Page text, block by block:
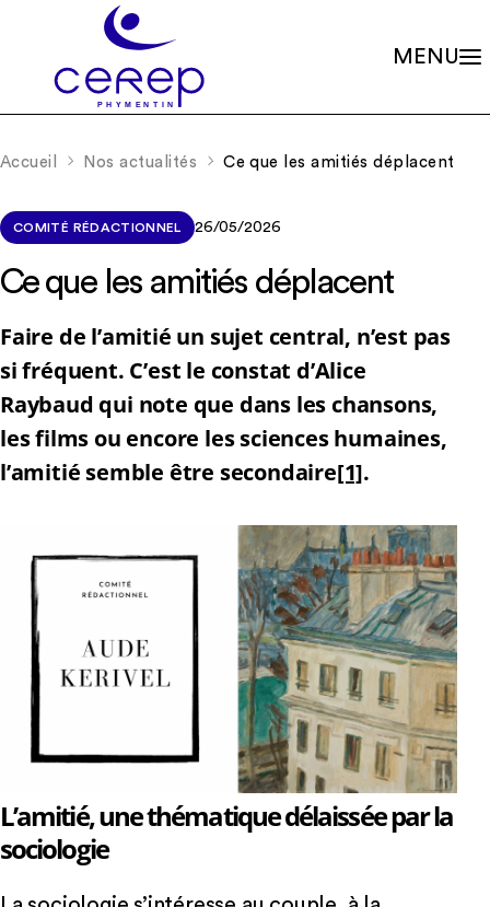
MENU
L'association
Gouvernance
Établissements
Démarche qualité
Partenariats
Rapports d’activité
Adhérer à l’association
RIO – Activité de conseil et d’accompagnement
Nos valeurs et missions
Notre éthique
Missions
Le soin psychique
Les soins en accueils de jour
Les soins en centres de consultations
La scolarité
La recherche
La formation continue
Nos actualités
Offres d’emploi
Accueil Nos actualités Ce que les amitiés déplacent
COMITÉ RÉDACTIONNEL 26/05/2026
Ce que les amitiés déplacent
Faire de l’amitié un sujet central, n’est pas
si fréquent. C’est le constat d’Alice
Raybaud qui note que dans les chansons,
les films ou encore les sciences humaines,
l’amitié semble être secondaire[1].
L’amitié, une thématique délaissée par la
sociologie